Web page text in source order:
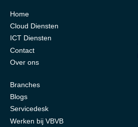
Home
Cloud Diensten
ICT Diensten
Contact
Over ons
Branches
Blogs
Servicedesk
Werken bij VBVB